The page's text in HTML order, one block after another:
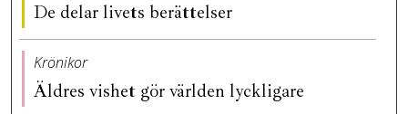
De delar livets berättelser
Krönikor
Äldres vishet gör världen lyckligare